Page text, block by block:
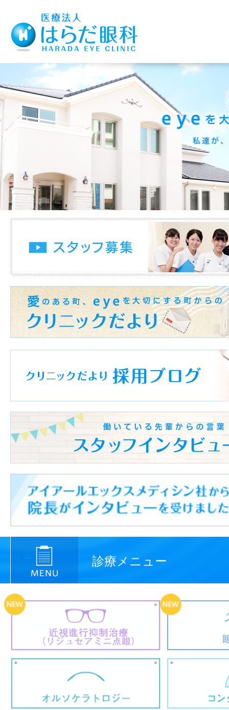
診療メニュー